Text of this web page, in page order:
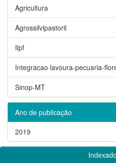
Agricultura
Agrossilvipastoril
Ilpf
Integracao lavoura-pecuaria-
Sinop-MT
Ano de publicação
2019